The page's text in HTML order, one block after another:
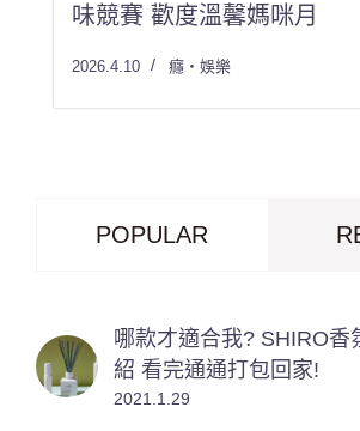
味競賽 歡度溫馨媽咪月
2026.4.10 癮・娛樂
POPULAR
哪款才適合我? SHIRO香
紹 看完通通打包回家!
2021.1.29